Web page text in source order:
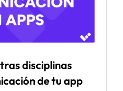
disciplinas
de tu app